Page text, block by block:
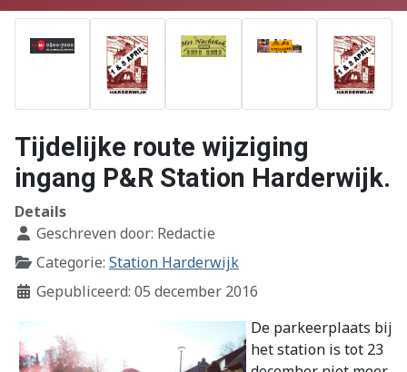
Tijdelijke route wijziging
ingang P&R Station Harderwijk.
Details
Geschreven door: Redactie
Categorie: Station Harderwijk
Gepubliceerd: 05 december 2016
De parkeerplaats bij
het station is tot 23